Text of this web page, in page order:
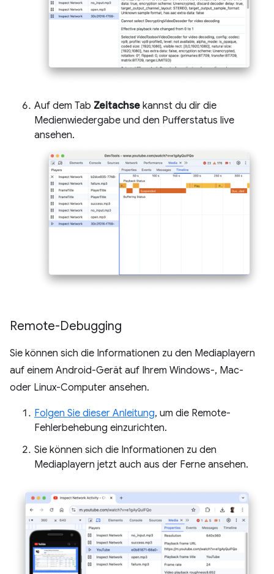
Auf dem Tab Zeitachse kannst du dir die
Medienwiedergabe und den Pufferstatus live
ansehen.
Remote-Debugging
Sie können sich die Informationen zu den Mediaplayern
auf einem Android-Gerät auf Ihrem Windows-, Mac-
oder Linux-Computer ansehen.
Folgen Sie dieser Anleitung, um die Remote-
Fehlerbehebung einzurichten.
Sie können sich die Informationen zu den
Mediaplayern jetzt auch aus der Ferne ansehen.